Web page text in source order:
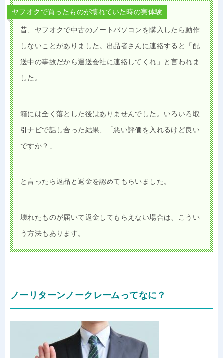
ヤフオクで買ったものが壊れていた時の実体験
昔、ヤフオクで中古のノートパソコンを購入したら動作
しないことがありました。出品者さんに連絡すると「配
送中の事故だから運送会社に連絡してくれ」と言われま
した。
箱には全く落とした後はありませんでした。いろいろ取
引ナビで話し合った結果、「悪い評価を入れるけど良い
ですか？」
と言ったら返品と返金を認めてもらいました。
壊れたものが届いて返金してもらえない場合は、こうい
う方法もあります。
ノーリターンノークレームってなに？